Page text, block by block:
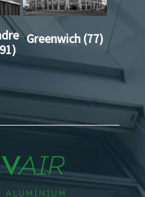
Greenwich (77)